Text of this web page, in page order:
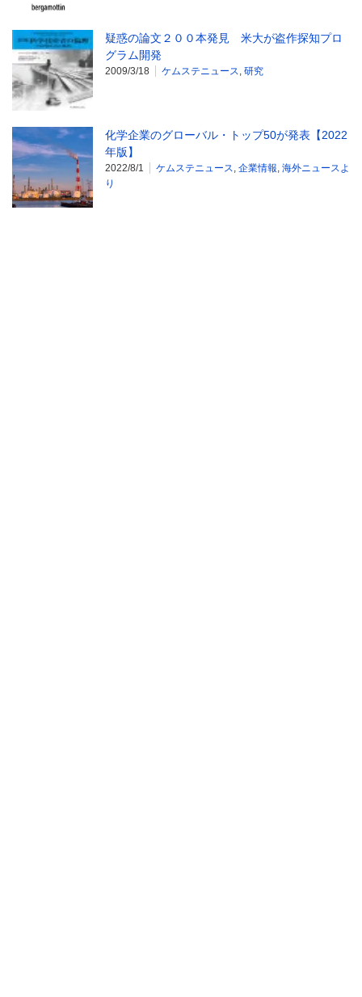
疑惑の論文２００本発見 米大が盗作探知プロ
グラム開発
2009/3/18 ケムステニュース, 研究
化学企業のグローバル・トップ50が発表【2022
年版】
2022/8/1 ケムステニュース, 企業情報, 海外ニュースよ
り